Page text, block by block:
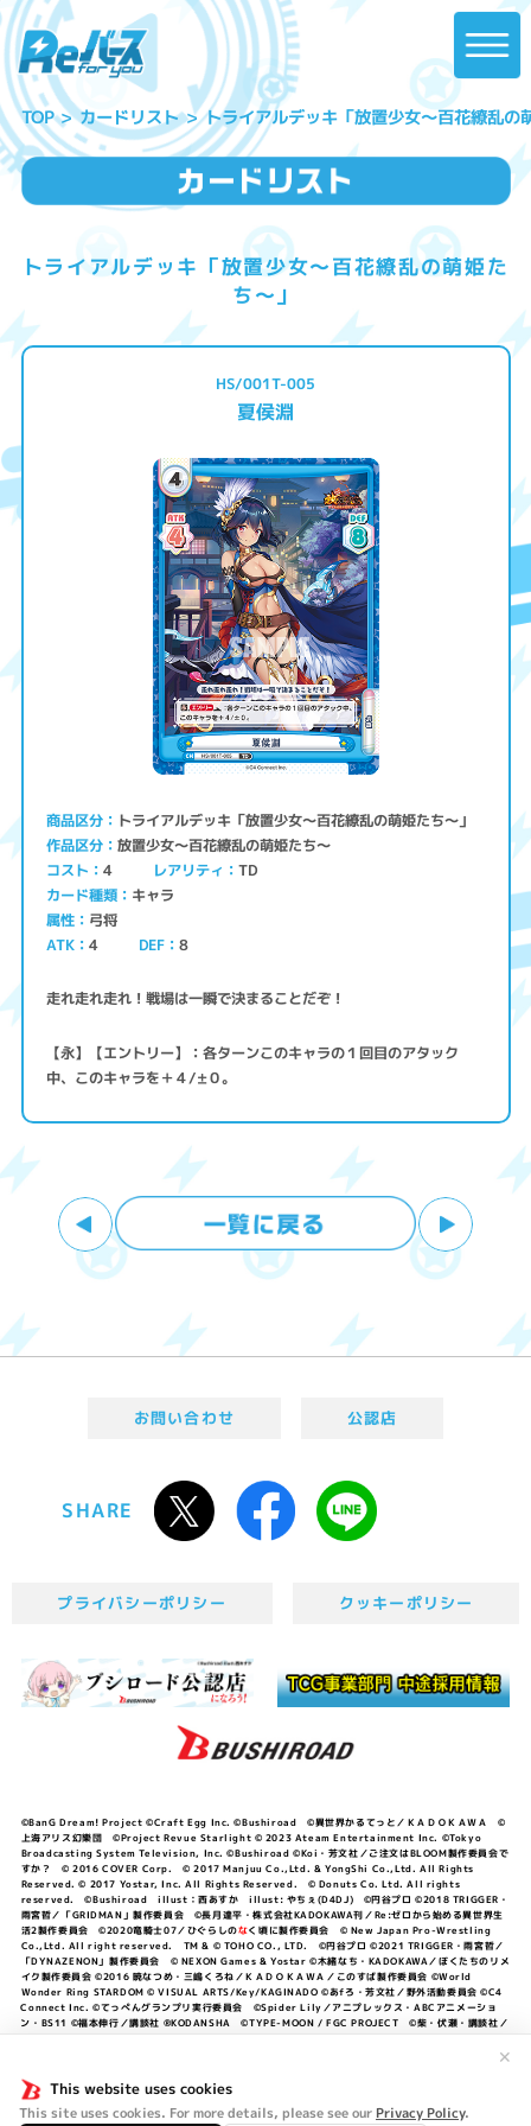
This website uses cookies
This site uses cookies. For more details, please see our Privacy Policy.
✕
TOP カードリスト トライアルデッキ「放置少女〜百花繚乱の
トライアルデッキ「放置少女〜百花繚乱の萌姫た
ち〜」
HS/001T-005
夏侯淵
商品区分 トライアルデッキ「放置少女〜百花繚乱の萌姫たち〜」
作品区分 放置少女〜百花繚乱の萌姫たち〜
コスト 4 レアリティ TD
カード種類 キャラ
属性 弓将
ATK 4 DEF 8
走れ走れ走れ！戦場は一瞬で決まることだぞ！
【永】【エントリー】：各ターンこのキャラの１回目のアタック
中、このキャラを＋４/±０。
お問い合わせ 公認店
SHARE
プライバシーポリシー クッキーポリシー
©BanG Dream! Project ©Craft Egg Inc. ©Bushiroad ©異世界かるてっと／ＫＡＤＯＫＡＷＡ ©
上海アリス幻樂団 ©Project Revue Starlight © 2023 Ateam Entertainment Inc. ©Tokyo
Broadcasting System Television, Inc. ©Bushiroad ©Koi・芳文社／ご注文はBLOOM製作委員会で
すか？ © 2016 COVER Corp. © 2017 Manjuu Co.,Ltd. & YongShi Co.,Ltd. All Rights
Reserved. © 2017 Yostar, Inc. All Rights Reserved. © Donuts Co. Ltd. All rights
reserved. ©Bushiroad illust：西あすか illust: やちぇ(D4DJ) ©円谷プロ ©2018 TRIGGER・
雨宮哲／「GRIDMAN」製作委員会 ©長月達平・株式会社KADOKAWA刊／Re:ゼロから始める異世界生
活2製作委員会 ©2020竜騎士07／ひぐらしのなく頃に製作委員会 © New Japan Pro-Wrestling
Co.,Ltd. All right reserved. TM & © TOHO CO., LTD. ©円谷プロ ©2021 TRIGGER・雨宮哲／
「DYNAZENON」製作委員会 © NEXON Games & Yostar ©木緒なち・KADOKAWA／ぼくたちのリメ
イク製作委員会 ©2016 暁なつめ・三嶋くろね／ＫＡＤＯＫＡＷＡ／このすば製作委員会 ©World
Wonder Ring STARDOM © VISUAL ARTS/Key/KAGINADO ©あfろ・芳文社／野外活動委員会 ©C4
Connect Inc. ©てっぺんグランプリ実行委員会 ©Spider Lily／アニプレックス・ABCアニメーショ
ン・BS11 ©福本伸行／講談社 ®KODANSHA ©TYPE-MOON / FGC PROJECT ©柴・伏瀬・講談社／
©中村力斗・野澤ゆき子／集英社・君のことが大大大大大好きな製作委員会 ©IIS-P／ぽんのみち製作委
員会 ©円谷プロ ©2023 TRIGGER・雨宮哲／「劇場版グリッドマンユニバース」製作委員会 © NEXON
Games／アビドス商店街 ©プロジェクトラブライブ！蓮ノ空女学院スクールアイドルクラブ ©「勇気爆